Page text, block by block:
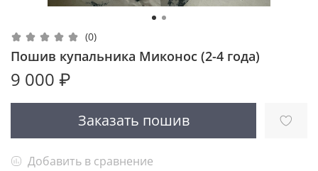
(0)
Пошив купальника Миконос (2-4 года)
9 000 ₽
Заказать пошив
Добавить в сравнение